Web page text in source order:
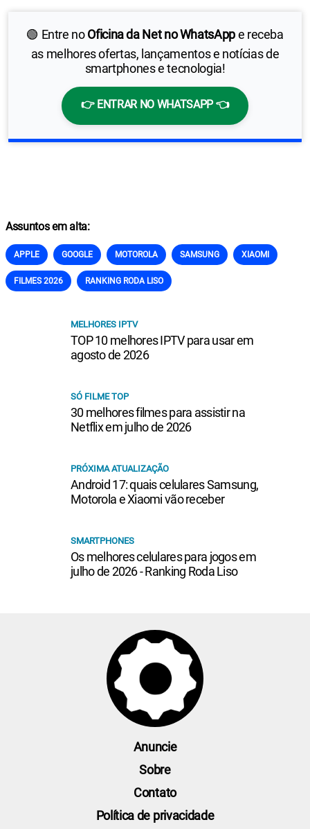
🟢 Entre noOficina da Net no WhatsAppe receba
as melhores ofertas, lançamentos e notícias de
smartphones e tecnologia!
👉 ENTRAR NO WHATSAPP 👈
Assuntos em alta:
APPLE GOOGLE MOTOROLA SAMSUNG XIAOMI
FILMES 2026 RANKING RODA LISO
MELHORES IPTV
TOP 10 melhores IPTV para usar em
agosto de 2026
SÓ FILME TOP
30 melhores filmes para assistir na
Netflix em julho de 2026
PRÓXIMA ATUALIZAÇÃO
Android 17: quais celulares Samsung,
Motorola e Xiaomi vão receber
SMARTPHONES
Os melhores celulares para jogos em
julho de 2026 - Ranking Roda Liso
Anuncie
Sobre
Contato
Política de privacidade